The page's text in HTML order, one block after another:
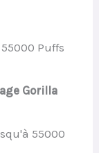
Puffs
Gorilla
55000